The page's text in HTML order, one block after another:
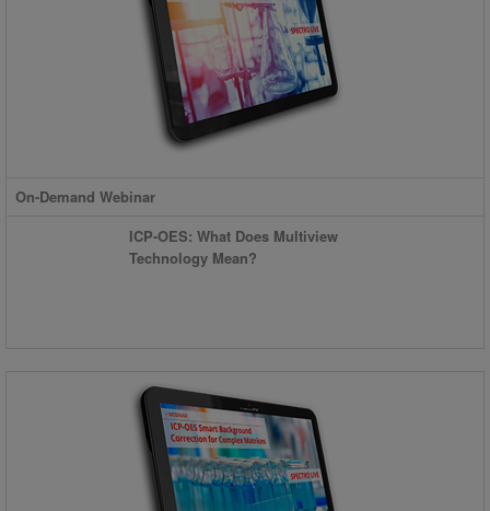
On-Demand Webinar
ICP-OES: What Does Multiview
Technology Mean?